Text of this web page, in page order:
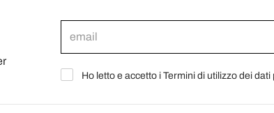
Ho letto e accetto i Termini di utilizzo dei dati